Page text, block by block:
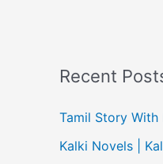
Recent
Tamil Story With
Kalki Novels |